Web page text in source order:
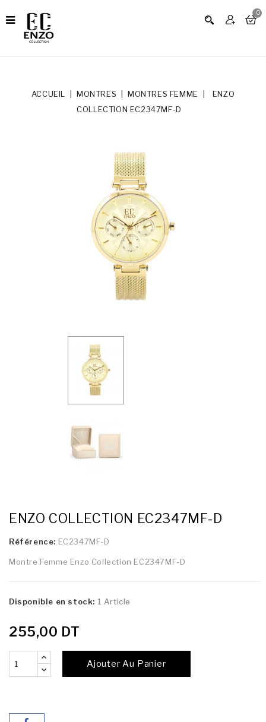
0
ACCUEIL MONTRES MONTRES FEMME
ENZO
COLLECTION EC2347MF-D
ENZO COLLECTION EC2347MF-D
Référence: EC2347MF-D
Montre Femme Enzo Collection EC2347MF-D
Disponible en stock: 1 Article
255,00 DT
Ajouter Au Panier